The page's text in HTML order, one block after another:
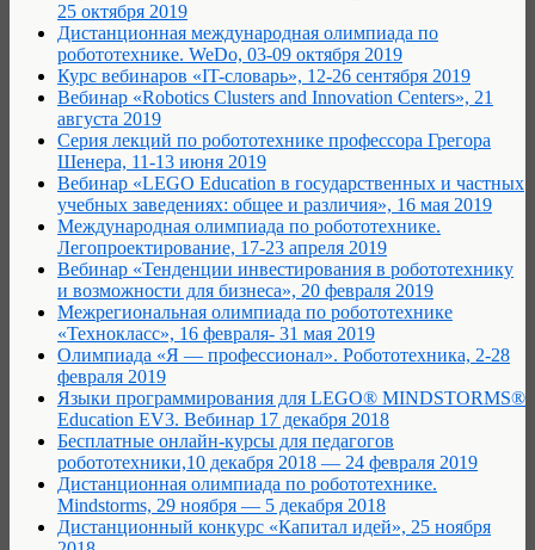
25 октября 2019
Дистанционная международная олимпиада по
робототехнике. WeDo, 03-09 октября 2019
Курс вебинаров «IT-словарь», 12-26 сентября 2019
Вебинар «Robotics Clusters and Innovation Centers», 21
августа 2019
Серия лекций по робототехнике профессора Грегора
Шенера, 11-13 июня 2019
Вебинар «LEGO Education в государственных и частных
учебных заведениях: общее и различия», 16 мая 2019
Международная олимпиада по робототехнике.
Легопроектирование, 17-23 апреля 2019
Вебинар «Тенденции инвестирования в робототехнику
и возможности для бизнеса», 20 февраля 2019
Межрегиональная олимпиада по робототехнике
«Технокласс», 16 февраля- 31 мая 2019
Олимпиада «Я — профессионал». Робототехника, 2-28
февраля 2019
Языки программирования для LEGO® MINDSTORMS®
Education EV3. Вебинар 17 декабря 2018
Бесплатные онлайн-курсы для педагогов
робототехники,10 декабря 2018 — 24 февраля 2019
Дистанционная олимпиада по робототехнике.
Mindstorms, 29 ноября — 5 декабря 2018
Дистанционный конкурс «Капитал идей», 25 ноября